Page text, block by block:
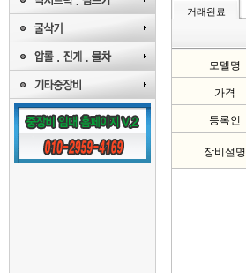
거래완료
모델명
가격
등록인
장비설명